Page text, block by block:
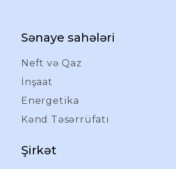
Sənaye sahələri
Neft və Qaz
İnşaat
Energetika
Kənd Təsərrüfatı
Şirkət